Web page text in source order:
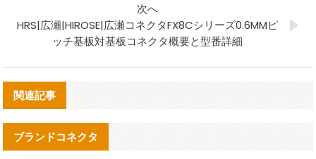
次へ
HRS|広瀬|HIROSE|広瀬コネクタFX8Cシリーズ0.6MMピ
ッチ基板対基板コネクタ概要と型番詳細
関連記事
ブランドコネクタ